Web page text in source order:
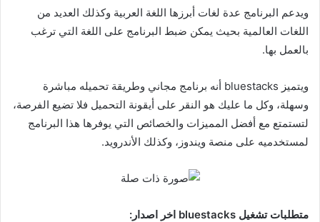
ويدعم البرنامج عدة لغات أبرزها اللغة العربية وكذلك العديد من
اللغات العالمية بحيث يمكن ضبط البرنامج على اللغة التي ترغب
بالعمل بها.
ويتميز bluestacks أنه برنامج مجاني وطريقة تحميله مباشرة
وسهلة، وكل ما عليك هو النقر على أيقونة التحميل فلا تضيع الفرصة،
لتستمتع مع أفضل المميزات والخصائص التي يوفرها هذا البرنامج
لمستخدميه على منصة ويندوز، وكذلك الأندرويد.
متطلبات تشغيل bluestacks اخر اصدار: